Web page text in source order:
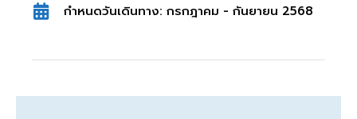
กำหนดวันเดินทาง: กรกฎาคม - กันยายน 2568